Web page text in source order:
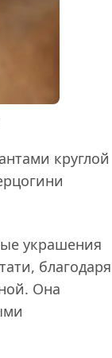
круглой
украшения
благодаря
Она